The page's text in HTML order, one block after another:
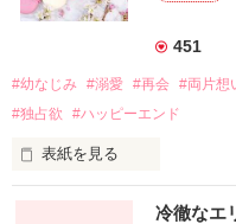
451
#幼なじみ #溺愛 #再会 #両片想
#独占欲
#ハッピーエンド
表紙を見る
冷徹なエ